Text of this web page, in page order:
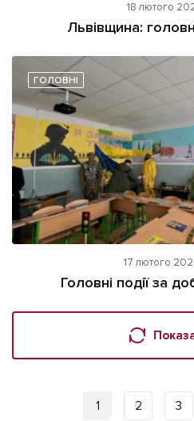
18 лютого
Львівщина:
ГОЛОВНІ
17 лютого
Головні події за
1 2 3